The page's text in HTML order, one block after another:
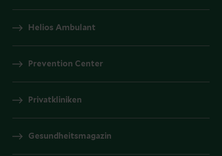
Helios Ambulant
Prevention Center
Privatkliniken
Gesundheitsmagazin